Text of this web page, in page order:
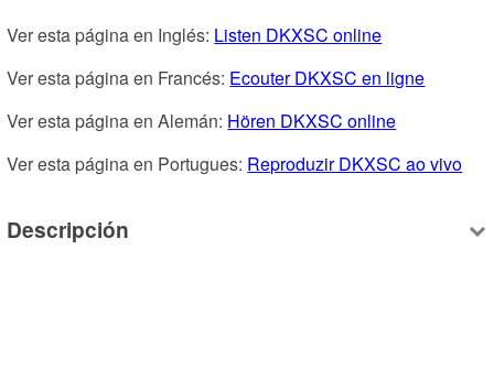
Ver esta página en Inglés: Listen DKXSC online
Ver esta página en Francés: Ecouter DKXSC en ligne
Ver esta página en Alemán: Hören DKXSC online
Ver esta página en Portugues: Reproduzir DKXSC ao vivo
Descripción